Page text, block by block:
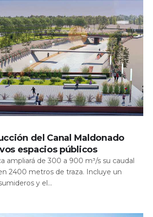
del Canal Maldonado
espacios públicos
ampliará de 300 a 900 m³/s su caudal
2400 metros de traza. Incluye un
y el...